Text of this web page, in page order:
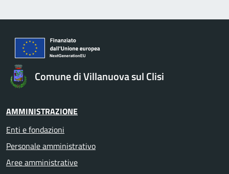
Comune di Villanuova sul Clisi
AMMINISTRAZIONE
Enti e fondazioni
Personale amministrativo
Aree amministrative